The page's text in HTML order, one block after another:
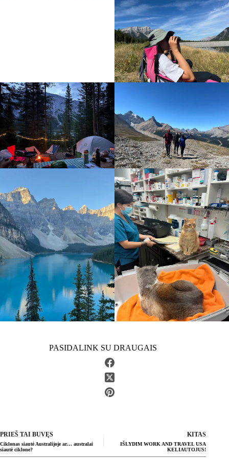
PASIDALINK SU DRAUGAIS
PRIEŠ TAI BUVĘS
Ciklonas siautė Australijoje ar… australai
siautė ciklone?
KITAS
IŠLYDIM WORK AND TRAVEL USA
KELIAUTOJUS!